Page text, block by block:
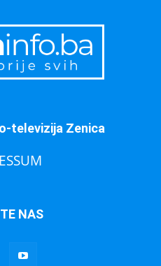
televizija Zenica
NAS